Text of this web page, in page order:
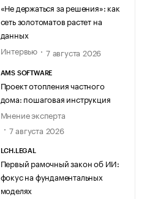
«Не держаться за решения»: как
сеть золотоматов растет на
данных
Интервью
7 августа 2026
AMS SOFTWARE
Проект отопления частного
дома: пошаговая инструкция
Мнение эксперта
7 августа 2026
LCH.LEGAL
Первый рамочный закон об ИИ:
фокус на фундаментальных
моделях